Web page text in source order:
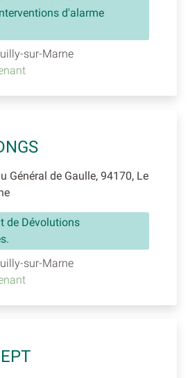
d'alarme
sur-Marne
Général de Gaulle, 94170, Le
de Dévolutions
sur-Marne